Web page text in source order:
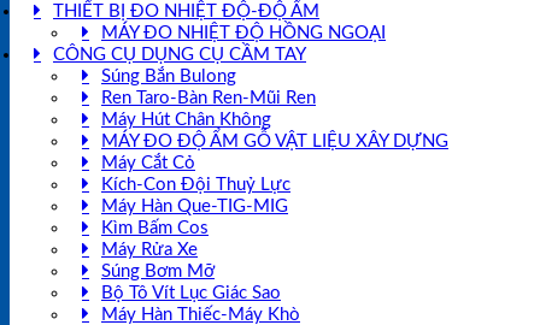
THIẾT BỊ ĐO NHIỆT ĐỘ-ĐỘ ẨM
MÁY ĐO NHIỆT ĐỘ HỒNG NGOẠI
CÔNG CỤ DỤNG CỤ CẦM TAY
Súng Bắn Bulong
Ren Taro-Bàn Ren-Mũi Ren
Máy Hút Chân Không
MÁY ĐO ĐỘ ẨM GỖ VẬT LIỆU XÂY DỰNG
Máy Cắt Cỏ
Kích-Con Đội Thuỷ Lực
Máy Hàn Que-TIG-MIG
Kìm Bấm Cos
Máy Rửa Xe
Súng Bơm Mỡ
Bộ Tô Vít Lục Giác Sao
Máy Hàn Thiếc-Máy Khò